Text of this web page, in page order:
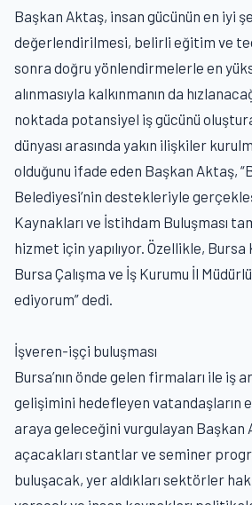
Başkan Aktaş, insan gücünün en iyi
değerlendirilmesi, belirli eğitim ve
sonra doğru yönlendirmelerle en
alınmasıyla kalkınmanın da
noktada potansiyel iş gücünü
dünyası arasında yakın ilişkiler
olduğunu ifade eden Başkan Aktaş,
Belediyesi’nin destekleriyle
Kaynakları ve İstihdam Buluşması
hizmet için yapılıyor. Özellikle,
Bursa Çalışma ve İş Kurumu İl
ediyorum” dedi.
İşveren-işçi buluşması
Bursa’nın önde gelen firmaları ile iş
gelişimini hedefleyen vatandaşların
araya geleceğini vurgulayan Başkan
açacakları stantlar ve seminer
buluşacak, yer aldıkları sektörler